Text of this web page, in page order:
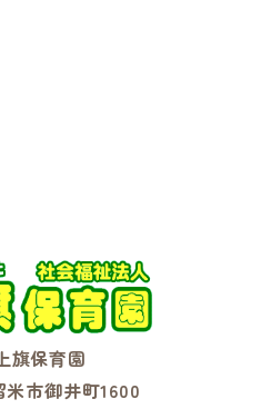
保育園
市御井町1600